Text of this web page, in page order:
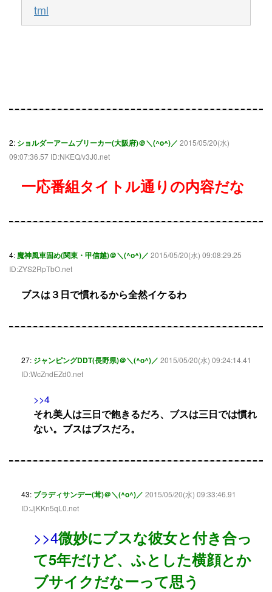
tml
2: ショルダーアームブリーカー(大阪府)＠＼(^o^)／ 2015/05/20(水)
09:07:36.57 ID:NKEQ/v3J0.net
一応番組タイトル通りの内容だな
4: 魔神風車固め(関東・甲信越)＠＼(^o^)／ 2015/05/20(水) 09:08:29.25
ID:ZYS2RpTbO.net
ブスは３日で慣れるから全然イケるわ
27: ジャンピングDDT(長野県)＠＼(^o^)／ 2015/05/20(水) 09:24:14.41
ID:WcZndEZd0.net
>>4
それ美人は三日で飽きるだろ、ブスは三日では慣れ
ない。ブスはブスだろ。
43: ブラディサンデー(茸)＠＼(^o^)／ 2015/05/20(水) 09:33:46.91
ID:JjKKn5qL0.net
>>4微妙にブスな彼女と付き合っ
て5年だけど、ふとした横顔とか
ブサイクだなーって思う